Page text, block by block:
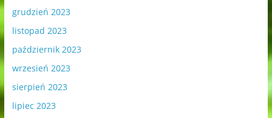
grudzień 2023
listopad 2023
październik 2023
wrzesień 2023
sierpień 2023
lipiec 2023